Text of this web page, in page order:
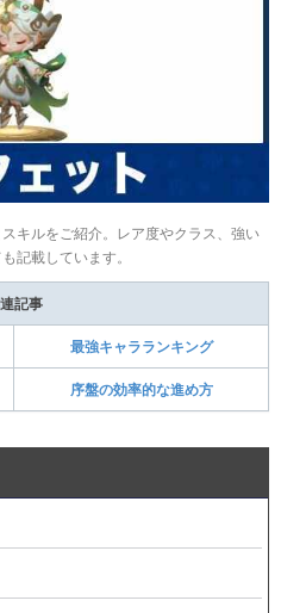
キルをご紹介。レア度やクラス、強い
記載しています。
記事
最強キャラランキング
序盤の効率的な進め方